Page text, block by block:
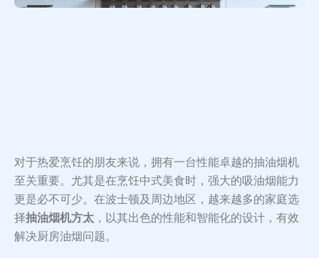
对于热爱烹饪的朋友来说，拥有一台性能卓越的抽油烟机
至关重要。尤其是在烹饪中式美食时，强大的吸油烟能力
更是必不可少。在波士顿及周边地区，越来越多的家庭选
择抽油烟机方太 ，以其出色的性能和智能化的设计，有效
解决厨房油烟问题。